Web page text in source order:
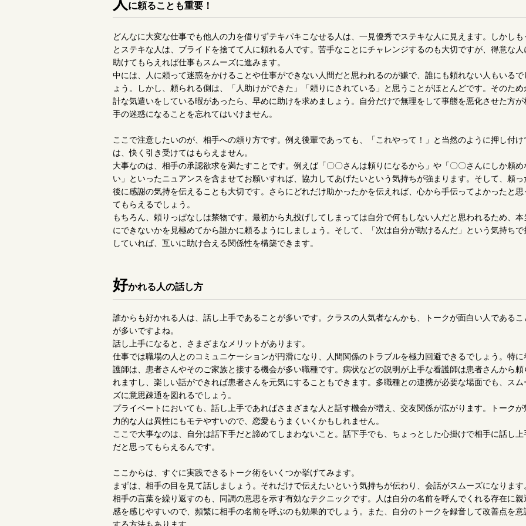
人に頼ることも重要！
どんなに大変な仕事でも他人の力を借りずテキパキこなせる人は、一見優秀でステキな人に見えます。しかしも
とステキな人は、プライドを捨てて人に頼れる人です。苦手なことにチャレンジするのも大切ですが、得意な人
助けてもらえれば仕事もスムーズに進みます。
中には、人に頼って迷惑をかけることや仕事ができない人間だと思われるのが嫌で、誰にも頼れない人もいるで
ょう。しかし、頼られる側は、「人助けができた」「頼りにされている」と思うことがほとんどです。そのため
計な気遣いをしている暇があったら、早めに助けを求めましょう。自分だけで無理をして事態を悪化させた方が
手の迷惑になることを忘れてはいけません。
ここで注意したいのが、相手への頼り方です。例え後輩であっても、「これやって！」と当然のように押し付け
は、快く引き受けてはもらえません。
大事なのは、相手の承認欲求を満たすことです。例えば「〇〇さんは頼りになるから」や「〇〇さんにしか頼め
い」といったニュアンスを含ませてお願いすれば、協力してあげたいという気持ちが強まります。そして、頼っ
後に感謝の気持を伝えることも大切です。さらにどれだけ助かったかを伝えれば、心から手伝ってよかったと思
てもらえるでしょう。
もちろん、頼りっぱなしは禁物です。最初から丸投げしてしまっては自分で何もしない人だと思われるため、本
にできないかを見極めてから誰かに頼るようにしましょう。そして、「次は自分が助けるんだ」という気持ちで
していれば、互いに助け合える関係性を構築できます。
好かれる人の話し方
誰からも好かれる人は、話し上手であることが多いです。クラスの人気者なんかも、トークが面白い人であるこ
が多いですよね。
話し上手になると、さまざまなメリットがあります。
仕事では職場の人とのコミュニケーションが円滑になり、人間関係のトラブルを極力回避できるでしょう。特に
護師は、患者さんやそのご家族と接する機会が多い職種です。病状などの説明が上手な看護師は患者さんから頼
れますし、楽しい話ができれば患者さんを元気にすることもできます。多職種との連携が必要な場面でも、スム
ズに意思疎通を図れるでしょう。
プライベートにおいても、話し上手であればさまざまな人と話す機会が増え、交友関係が広がります。トークが
力的な人は異性にもモテやすいので、恋愛もうまくいくかもしれません。
ここで大事なのは、自分は話下手だと諦めてしまわないこと。話下手でも、ちょっとした心掛けで相手に話し上
だと思ってもらえるんです。
ここからは、すぐに実践できるトーク術をいくつか挙げてみます。
まずは、相手の目を見て話しましょう。それだけで伝えたいという気持ちが伝わり、会話がスムーズになります
相手の言葉を繰り返すのも、同調の意思を示す有効なテクニックです。人は自分の名前を呼んでくれる存在に親
感を感じやすいので、頻繁に相手の名前を呼ぶのも効果的でしょう。また、自分のトークを録音して改善点を意